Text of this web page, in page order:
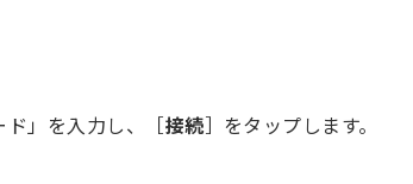
」を入力し、［接続］をタップします。